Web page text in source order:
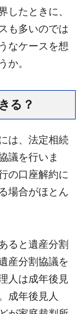
したときに、
も多いのでは
なケースを想
か。
る？
は、法定相続
議を行いま
の口座解約に
場合がほとん
ると遺産分割
産分割協議を
人は成年後見
成年後見人